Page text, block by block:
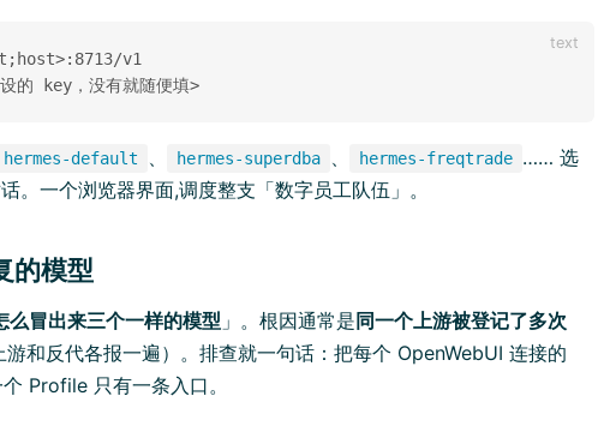
v1
API Key  : &lt;网关侧设的 key，没有就随便填>
hermes-default hermes-superdba hermes-freqtrade …… 选
。一个浏览器界面,调度整支「数字员工队伍」。
的模型
么冒出来三个一样的模型 」。根因通常是同一个上游被登记了多次
游和反代各报一遍）。排查就一句话：把每个 OpenWebUI 连接的
Profile 只有一条入口。